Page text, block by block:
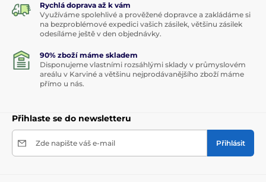
Rychlá doprava až k vám
Využíváme spolehlivé a prověžené dopravce a zakládáme si
na bezproblémové expedici vašich zásilek, většinu zásilek
odesíláme ještě v den objednávky.
90% zboží máme skladem
Disponujeme vlastními rozsáhlými sklady v průmyslovém
areálu v Karviné a většinu nejprodávanějšího zboží máme
přímo u nás.
Přihlaste se do newsletteru
Zde napište váš e-mail Přihlásit